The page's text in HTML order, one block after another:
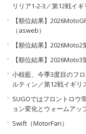
リリア1-2-3／第12戦イ
【順位結果】
（asweb）
【順位結果】
【順位結果】
小椋藍、今季3度目のフ
ルティン／第12戦イギリ
SUGOではフロントロウ
ョン変化とウォームアッ
Swift（MotorFan）